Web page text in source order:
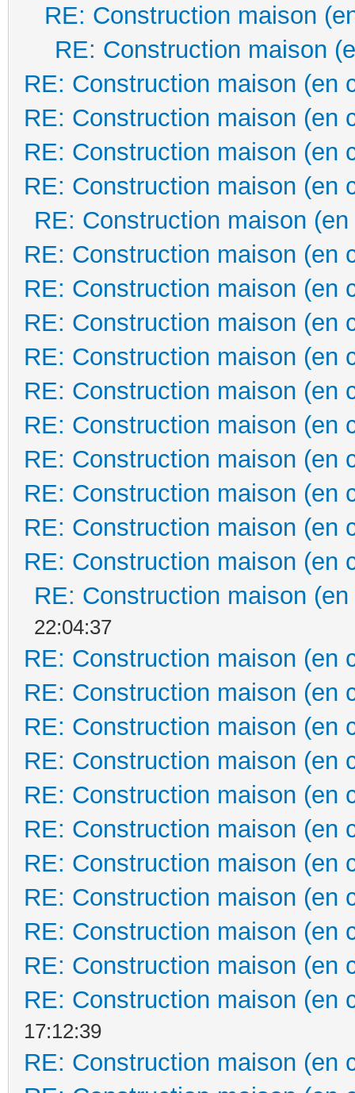
RE: Construction maison
RE: Construction maison
RE: Construction maison (en
RE: Construction maison (en
RE: Construction maison (en
RE: Construction maison (en
RE: Construction maison
RE: Construction maison (en
RE: Construction maison (en
RE: Construction maison (en
RE: Construction maison (en
RE: Construction maison (en
RE: Construction maison (en
RE: Construction maison (en
RE: Construction maison (en
RE: Construction maison (en
RE: Construction maison (en
RE: Construction maison
22:04:37
RE: Construction maison (en
RE: Construction maison (en
RE: Construction maison (en
RE: Construction maison (en
RE: Construction maison (en
RE: Construction maison (en
RE: Construction maison (en
RE: Construction maison (en
RE: Construction maison (en
RE: Construction maison (en
RE: Construction maison (en
17:12:39
RE: Construction maison (en